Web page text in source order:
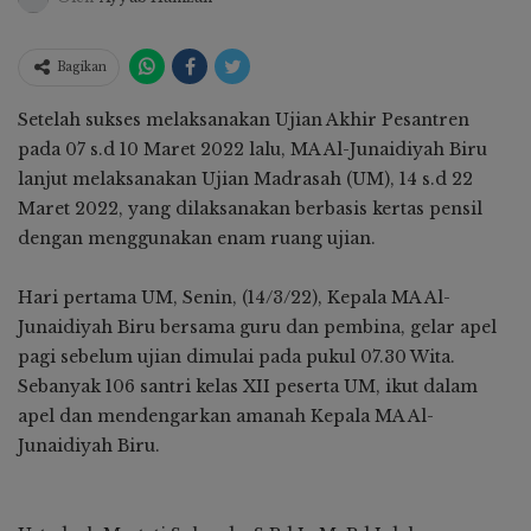
Bagikan
Setelah sukses melaksanakan Ujian Akhir Pesantren
pada 07 s.d 10 Maret 2022 lalu, MA Al-Junaidiyah Biru
lanjut melaksanakan Ujian Madrasah (UM), 14 s.d 22
Maret 2022, yang dilaksanakan berbasis kertas pensil
dengan menggunakan enam ruang ujian.
Hari pertama UM, Senin, (14/3/22), Kepala MA Al-
Junaidiyah Biru bersama guru dan pembina, gelar apel
pagi sebelum ujian dimulai pada pukul 07.30 Wita.
Sebanyak 106 santri kelas XII peserta UM, ikut dalam
apel dan mendengarkan amanah Kepala MA Al-
Junaidiyah Biru.